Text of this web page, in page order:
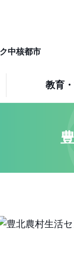
中核都市
教育